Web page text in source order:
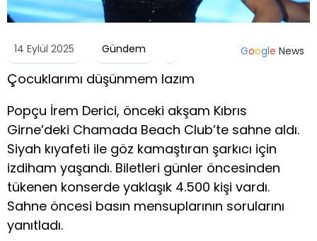
14 Eylül 2025 Gündem Google News
Çocuklarımı düşünmem lazım
Popçu İrem Derici, önceki akşam Kıbrıs
Girne’deki Chamada Beach Club’te sahne aldı.
Siyah kıyafeti ile göz kamaştıran şarkıcı için
izdiham yaşandı. Biletleri günler öncesinden
tükenen konserde yaklaşık 4.500 kişi vardı.
Sahne öncesi basın mensuplarının sorularını
yanıtladı.